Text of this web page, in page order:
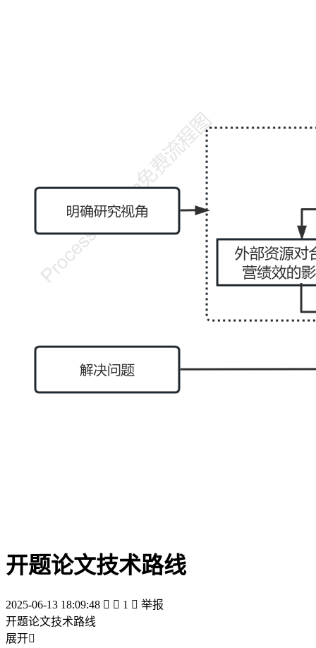
开题论文技术路线
2025-06-13 18:09:48   1  举报
开题论文技术路线
展开